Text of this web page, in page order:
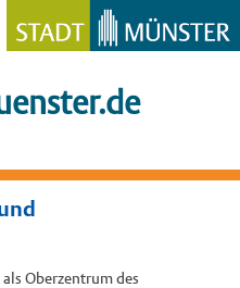
Oberzentrum des